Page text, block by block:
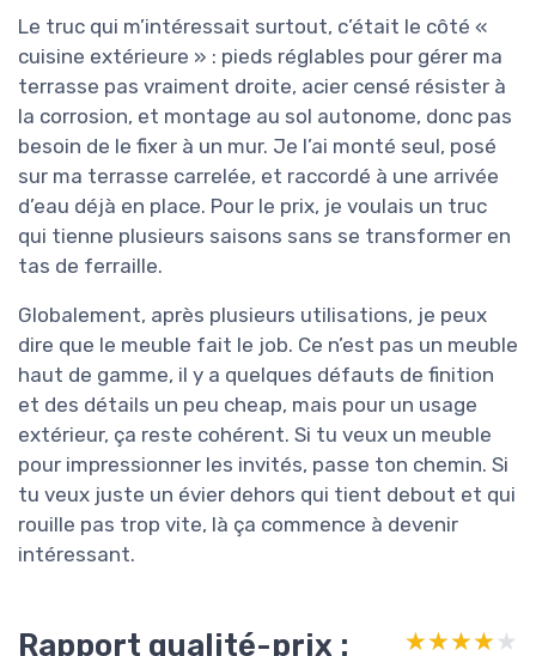
Le truc qui m’intéressait surtout, c’était le côté «
cuisine extérieure » : pieds réglables pour gérer ma
terrasse pas vraiment droite, acier censé résister à
la corrosion, et montage au sol autonome, donc pas
besoin de le fixer à un mur. Je l’ai monté seul, posé
sur ma terrasse carrelée, et raccordé à une arrivée
d’eau déjà en place. Pour le prix, je voulais un truc
qui tienne plusieurs saisons sans se transformer en
tas de ferraille.
Globalement, après plusieurs utilisations, je peux
dire que le meuble fait le job. Ce n’est pas un meuble
haut de gamme, il y a quelques défauts de finition
et des détails un peu cheap, mais pour un usage
extérieur, ça reste cohérent. Si tu veux un meuble
pour impressionner les invités, passe ton chemin. Si
tu veux juste un évier dehors qui tient debout et qui
rouille pas trop vite, là ça commence à devenir
intéressant.
Rapport qualité-prix : ★★★★★
★★★★★